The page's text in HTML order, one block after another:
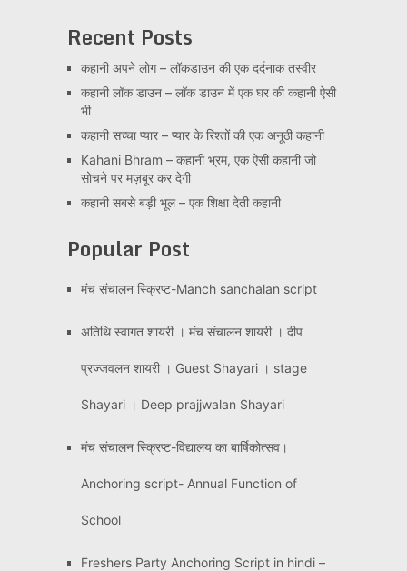
Recent Posts
कहानी अपने लोग – लॉकडाउन की एक दर्दनाक तस्वीर
कहानी लॉक डाउन – लॉक डाउन में एक घर की कहानी ऐसी
भी
कहानी सच्चा प्यार – प्यार के रिश्तों की एक अनूठी कहानी
Kahani Bhram – कहानी भ्रम, एक ऐसी कहानी जो
सोचने पर मज़बूर कर देगी
कहानी सबसे बड़ी भूल – एक शिक्षा देती कहानी
Popular Post
मंच संचालन स्क्रिप्ट-Manch sanchalan script
अतिथि स्वागत शायरी । मंच संचालन शायरी । दीप
प्रज्जवलन शायरी । Guest Shayari । stage
Shayari । Deep prajjwalan Shayari
मंच संचालन स्क्रिप्ट-विद्यालय का बार्षिकोत्सव।
Anchoring script- Annual Function of
School
Freshers Party Anchoring Script in hindi –